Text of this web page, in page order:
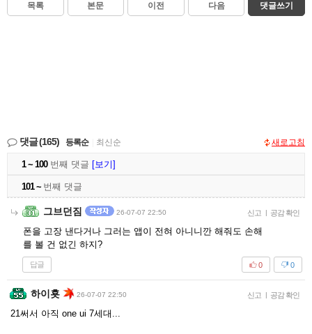
목록 본문 이전 다음 댓글쓰기
댓글(165) 등록순 최신순 새로고침
1 ~ 100번째 댓글 [보기]
101 ~ 번째 댓글
그브던짐 26-07-07 22:50 신고 | 공감 확인
폰을 고장 낸다거나 그러는 앱이 전혀 아니니깐 해줘도 손해
를 볼 건 없긴 하지?
답글 0
0
하이횻 26-07-07 22:50 신고 | 공감 확인
21써서 아직 one ui 7세대...